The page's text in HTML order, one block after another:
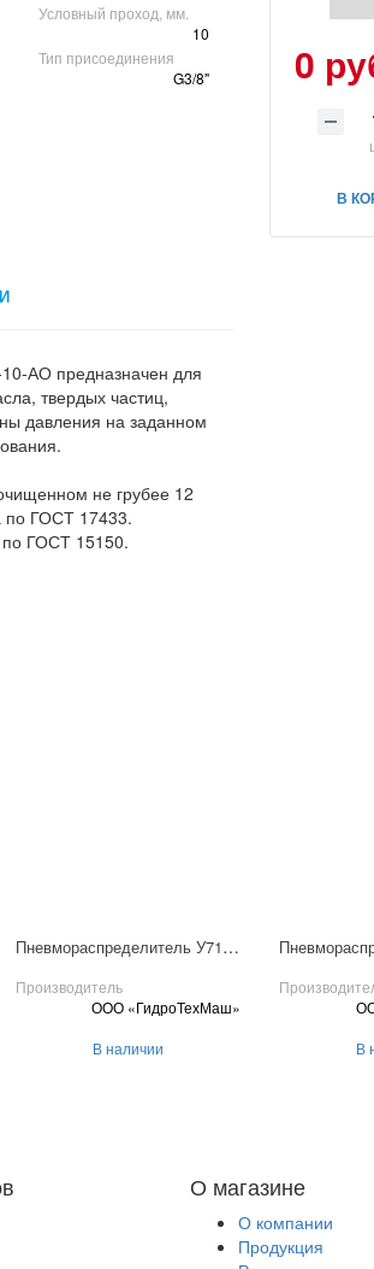
Условный проход, мм.
10
Тип присоединения
G3/8"
0
В
АО предназначен для
твердых частиц,
давления на заданном
не грубее 12
по ГОСТ 17433.
по ГОСТ 15150.
Пневмораспределитель У7126Б-3
Производитель
ООО «ГидроТехМаш»
В наличии
В
О магазине
О компании
Продукция